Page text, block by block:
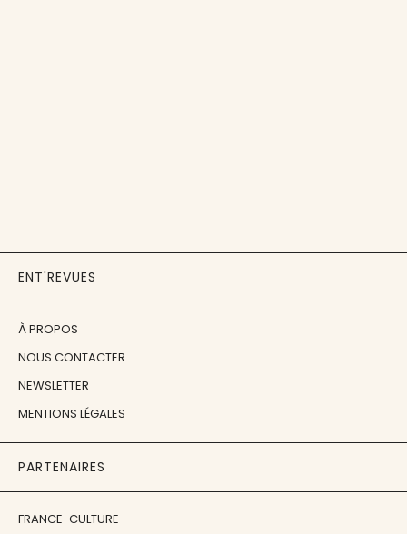
ENT'REVUES
À PROPOS
NOUS CONTACTER
NEWSLETTER
MENTIONS LÉGALES
PARTENAIRES
FRANCE-CULTURE